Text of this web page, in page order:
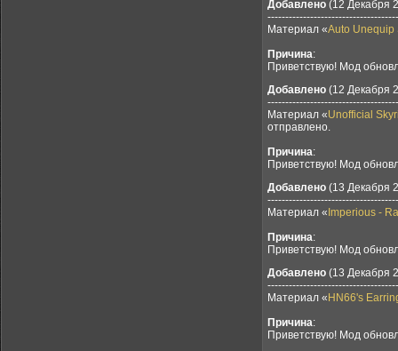
Добавлено (12 Декабря
Материал «Auto Unequip
Причина:
Приветствую! Мод
Добавлено (12 Декабря
Материал «Unofficial
отправлено.
Причина:
Приветствую! Мод
Добавлено (13 Декабря
Материал « Imperious -
Причина:
Приветствую! Мод
Добавлено (13 Декабря
Материал « HN66's
Причина:
Приветствую! Мод